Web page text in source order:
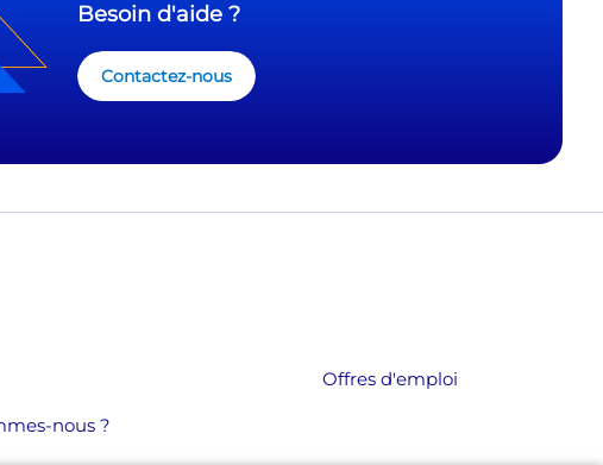
Besoin d'aide ?
Contactez-nous
nous ?
Offres d'emploi